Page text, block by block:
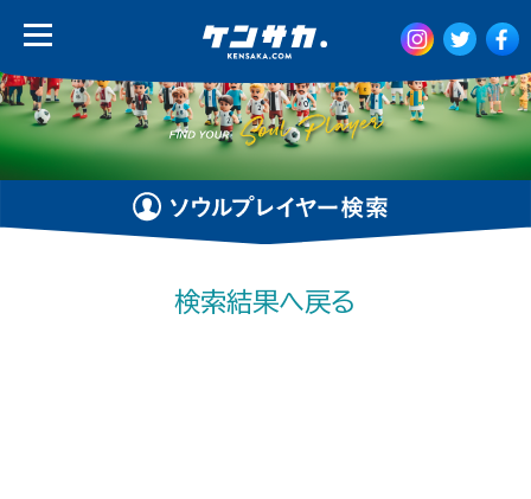
検索結果へ戻る